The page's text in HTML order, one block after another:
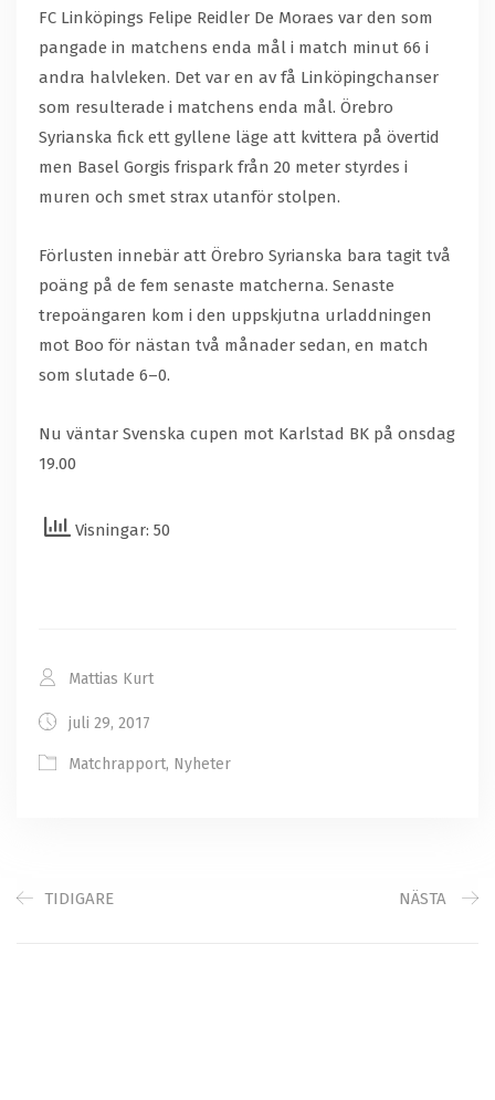
FC Linköpings Felipe Reidler De Moraes var den som
pangade in matchens enda mål i match minut 66 i
andra halvleken. Det var en av få Linköpingchanser
som resulterade i matchens enda mål. Örebro
Syrianska fick ett gyllene läge att kvittera på övertid
men Basel Gorgis frispark från 20 meter styrdes i
muren och smet strax utanför stolpen.
Förlusten innebär att Örebro Syrianska bara tagit två
poäng på de fem senaste matcherna. Senaste
trepoängaren kom i den uppskjutna urladdningen
mot Boo för nästan två månader sedan, en match
som slutade 6–0.
Nu väntar Svenska cupen mot Karlstad BK på onsdag
19.00
Visningar: 50
Mattias Kurt
juli 29, 2017
Matchrapport, Nyheter
TIDIGARE NÄSTA